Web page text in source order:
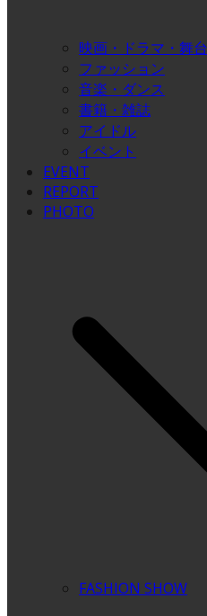
映画・ドラマ・舞台
ファッション
音楽・ダンス
書籍・雑誌
アイドル
イベント
EVENT
REPORT
PHOTO
FASHION SHOW